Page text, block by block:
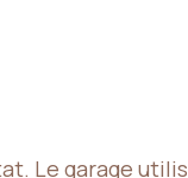
Le garage